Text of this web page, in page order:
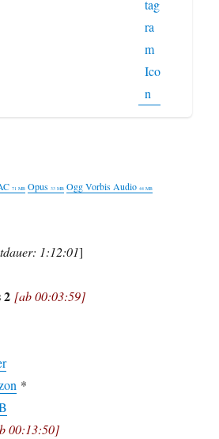
71 MB Opus 33 MB Ogg Vorbis Audio 44 MB
1:12:01]
2 [ab 00:03:59]
*
00:13:50]